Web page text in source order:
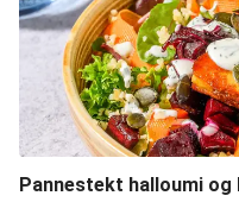
Pannestekt halloumi og